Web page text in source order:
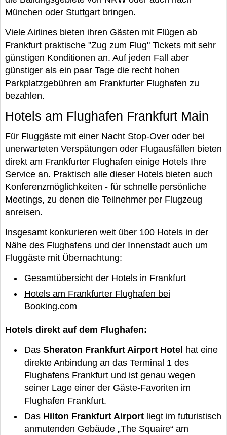
München oder Stuttgart bringen.
Viele Airlines bieten ihren Gästen mit Flügen ab
Frankfurt praktische "Zug zum Flug" Tickets mit sehr
günstigen Konditionen an. Auf jeden Fall aber
günstiger als ein paar Tage die recht hohen
Parkplatzgebühren am Frankfurter Flughafen zu
bezahlen.
Hotels am Flughafen Frankfurt Main
Für Fluggäste mit einer Nacht Stop-Over oder bei
unerwarteten Verspätungen oder Flugausfällen bieten
direkt am Frankfurter Flughafen einige Hotels Ihre
Service an. Praktisch alle dieser Hotels bieten auch
Konferenzmöglichkeiten - für schnelle persönliche
Meetings, zu denen die Teilnehmer per Flugzeug
anreisen.
Insgesamt konkurieren weit über 100 Hotels in der
Nähe des Flughafens und der Innenstadt auch um
Fluggäste mit Übernachtung:
Gesamtübersicht der Hotels in Frankfurt
Hotels am Frankfurter Flughafen bei
Booking.com
Hotels direkt auf dem Flughafen:
Das Sheraton Frankfurt Airport Hotel hat eine
direkte Anbindung an das Terminal 1 des
Flughafens Frankfurt und ist genau wegen
seiner Lage einer der Gäste-Favoriten im
Flughafen Frankfurt.
Das Hilton Frankfurt Airportliegt im futuristisch
anmutenden Gebäude „The Squaire“ am